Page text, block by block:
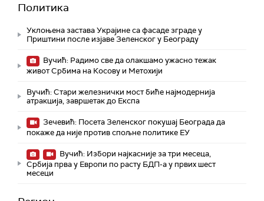
Политика
Уклоњена застава Украјине са фасаде зграде у
Приштини после изјаве Зеленског у Београду
Вучић: Радимо све да олакшамо ужасно тежак
живот Србима на Косову и Метохији
Вучић: Стари железнички мост биће најмодернија
атракција, завршетак до Експа
Зечевић: Посета Зеленског покушај Београда да
покаже да није против спољне политике ЕУ
Вучић: Избори најкасније за три месеца,
Србија прва у Европи по расту БДП-а у првих шест
месеци